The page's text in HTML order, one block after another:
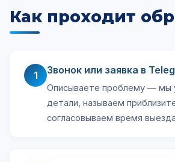
Как проходит
1 Звонок или заявка в
Описываете проблему — мы
детали, называем
согласовываем время